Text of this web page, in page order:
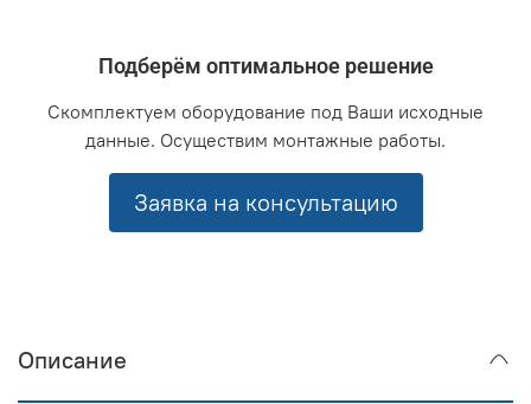
Подберём оптимальное решение
Скомплектуем оборудование под Ваши исходные
данные. Осуществим монтажные работы.
Заявка на консультацию
Описание